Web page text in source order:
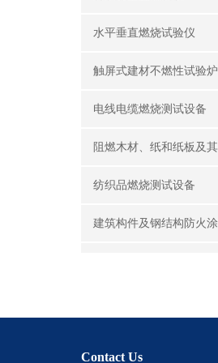
水平垂直燃烧试验仪
触屏式建材不燃性试验炉
电线电缆燃烧测试设备
纺织品燃烧测试设备
Contact Us